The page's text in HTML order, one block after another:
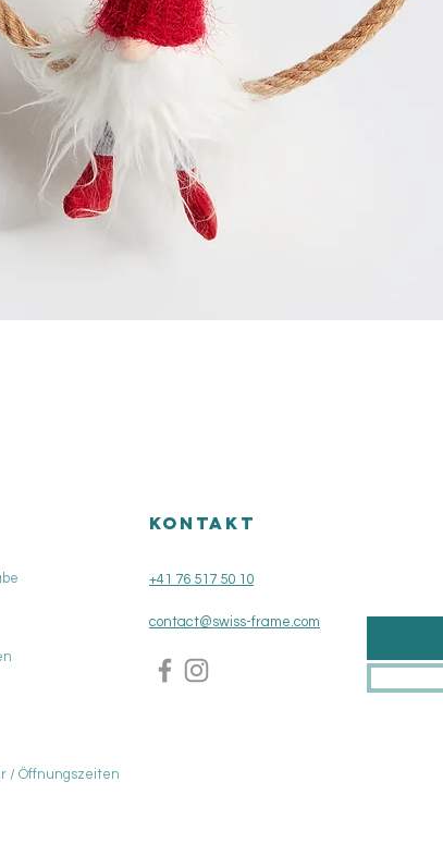
/ Öffnungszeiten
KONTAKT
+41 76 517 50 10
contact@swiss-frame.com